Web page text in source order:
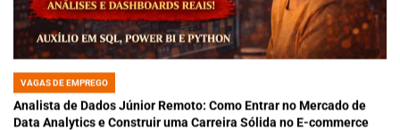
POSTED
IN
VAGAS DE EMPREGO
Analista de Dados Júnior Remoto: Como Entrar no Mercado de
Data Analytics e Construir uma Carreira Sólida no E-commerce